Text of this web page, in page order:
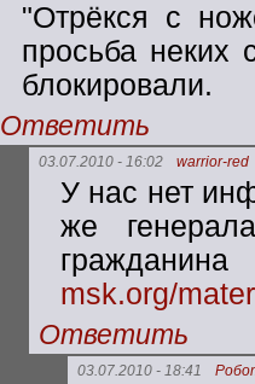
"Отрёкся с
просьба неких
блокировали.
Ответить
03.07.2010 - 16:02 warrior-red
У нас нет
же
msk.org/
Ответить
03.07.2010 - 18:41